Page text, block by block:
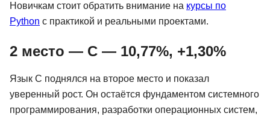
Новичкам стоит обратить внимание на курсы по
Python с практикой и реальными проектами.
2 место — C — 10,77%, +1,30%
Язык C поднялся на второе место и показал
уверенный рост. Он остаётся фундаментом системного
программирования, разработки операционных систем,